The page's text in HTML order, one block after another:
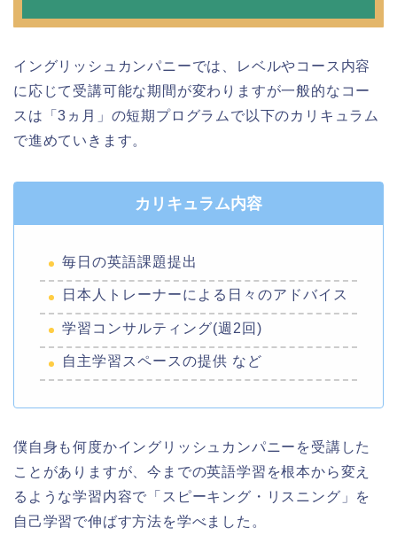
イングリッシュカンパニーでは、レベルやコース内容
に応じて受講可能な期間が変わりますが一般的なコー
スは「3ヵ月」の短期プログラムで以下のカリキュラム
で進めていきます。
カリキュラム内容
毎日の英語課題提出
日本人トレーナーによる日々のアドバイス
学習コンサルティング(週2回)
自主学習スペースの提供 など
僕自身も何度かイングリッシュカンパニーを受講した
ことがありますが、今までの英語学習を根本から変え
るような学習内容で「スピーキング・リスニング」を
自己学習で伸ばす方法を学べました。